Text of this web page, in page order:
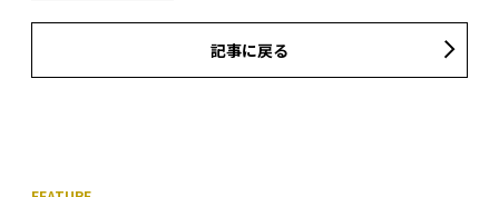
記事に戻る